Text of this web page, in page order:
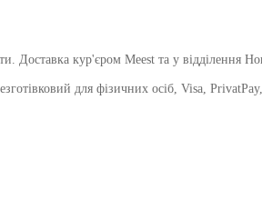
Доставка кур'єром Meest та у відділення
для фізичних осіб, Visa,